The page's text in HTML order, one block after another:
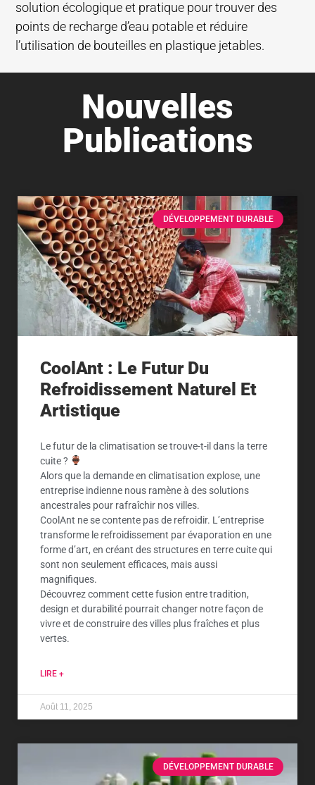
solution écologique et pratique pour trouver des
points de recharge d’eau potable et réduire
l’utilisation de bouteilles en plastique jetables.
Nouvelles
Publications
DÉVELOPPEMENT DURABLE
CoolAnt : Le Futur Du
Refroidissement Naturel Et
Artistique
Le futur de la climatisation se trouve-t-il dans la terre
cuite ?
Alors que la demande en climatisation explose, une
entreprise indienne nous ramène à des solutions
ancestrales pour rafraîchir nos villes.
CoolAnt ne se contente pas de refroidir. L’entreprise
transforme le refroidissement par évaporation en une
forme d’art, en créant des structures en terre cuite qui
sont non seulement efficaces, mais aussi
magnifiques.
Découvrez comment cette fusion entre tradition,
design et durabilité pourrait changer notre façon de
vivre et de construire des villes plus fraîches et plus
vertes.
LIRE +
Août 11, 2025
DÉVELOPPEMENT DURABLE